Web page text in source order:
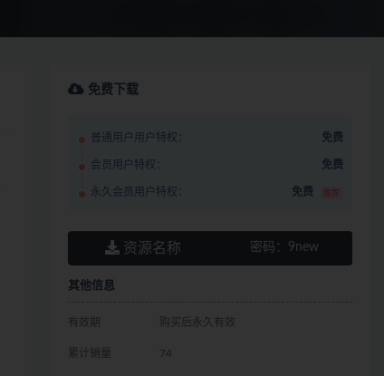
免费下载
普通用户用户特权： 免费
会员用户特权： 免费
永久会员用户特权： 免费 推荐
资源名称 密码： 9new
其他信息
有效期 购买后永久有效
累计销量 74